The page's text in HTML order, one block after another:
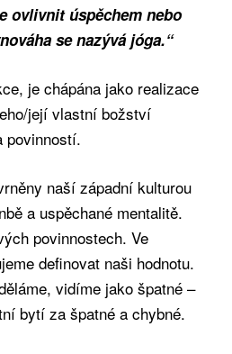
ovlivnit úspěchem nebo
se nazývá jóga.“
je chápána jako realizace
její vlastní božství
povinností.
naší západní kulturou
a uspěchané mentalitě.
povinnostech. Ve
definovat naši hodnotu.
vidíme jako špatné –
bytí za špatné a chybné.